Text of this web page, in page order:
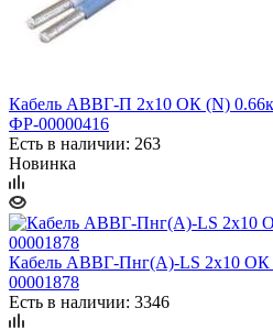
Кабель АВВГ-П 2х10 ОК (N)
ФР-00000416
Есть в наличии: 263
Новинка
Кабель АВВГ-Пнг(А)-LS 2х10
00001878
Есть в наличии: 3346